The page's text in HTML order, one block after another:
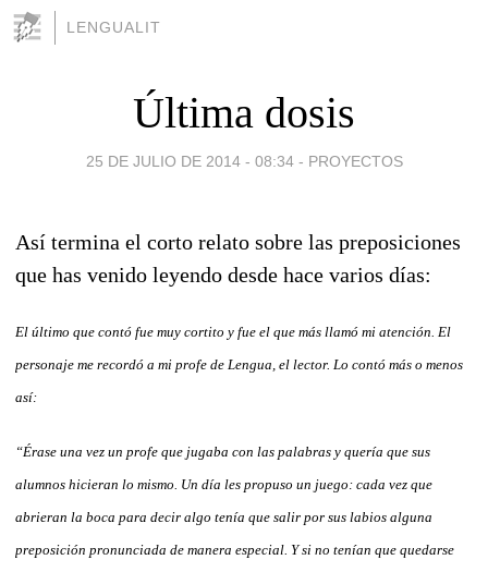
LENGUALIT
Última dosis
25 DE JULIO DE 2014 - 08:34 - PROYECTOS
Así termina el corto relato sobre las preposiciones
que has venido leyendo desde hace varios días:
El último que contó fue muy cortito y fue el que más llamó mi atención. El
personaje me recordó a mi profe de Lengua, el lector. Lo contó más o menos
así:
“Érase una vez un profe que jugaba con las palabras y quería que sus
alumnos hicieran lo mismo. Un día les propuso un juego: cada vez que
abrieran la boca para decir algo tenía que salir por sus labios alguna
preposición pronunciada de manera especial. Y si no tenían que quedarse